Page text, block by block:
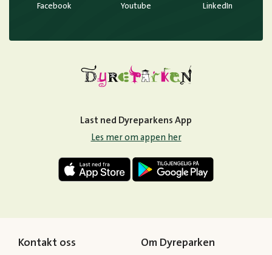
Facebook Youtube LinkedIn
Last ned Dyreparkens App
Les mer om appen her
Kontakt oss Om Dyreparken